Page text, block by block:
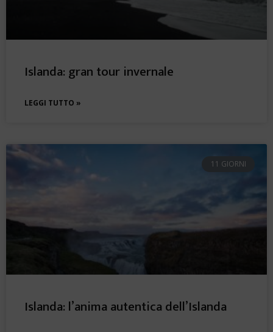
Islanda: gran tour invernale
LEGGI TUTTO »
11 GIORNI
Islanda: l’anima autentica dell’Islanda